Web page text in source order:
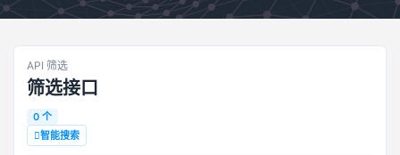
API 筛选
筛选接口
0 个
智能搜索